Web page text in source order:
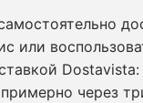
или
Dostavista:
через